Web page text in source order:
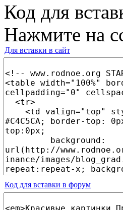
Код для
Нажмите на
Для вставки в сайт
Код для вставки в форум